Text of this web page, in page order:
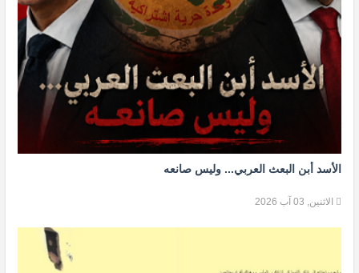
الأسد أبن البعث العربي... وليس صانعه
الاثنين, 03 آب 2026